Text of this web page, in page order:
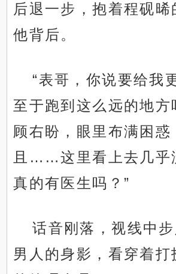
后退一步，抱着程砚晞
他背后。
“表哥，你说要给我
至于跑到这么远的地方
顾右盼，眼里布满困惑
且……这里看上去几乎
真的有医生吗？”
话音刚落，视线中
男人的身影，看穿着打